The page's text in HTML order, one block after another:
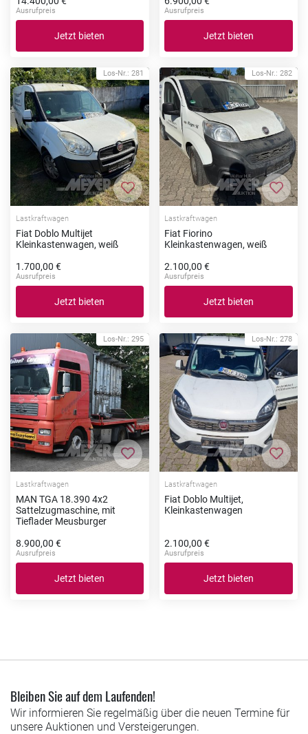
Ausrufpreis
Jetzt bieten
Ausrufpreis
Jetzt bieten
Los-Nr.: 281
Zur Merkliste hinzufügen
Lastkraftwagen
Fiat Doblo Multijet
Kleinkastenwagen, weiß
1.700,00 €
Ausrufpreis
Jetzt bieten
Los-Nr.: 282
Zur
Lastkraftwagen
Fiat Fiorino
Kleinkastenwagen, weiß
2.100,00 €
Ausrufpreis
Jetzt bieten
Los-Nr.: 295
Zur Merkliste hinzufügen
Lastkraftwagen
MAN TGA 18.390 4x2
Sattelzugmaschine, mit
Tieflader Meusburger
8.900,00 €
Ausrufpreis
Jetzt bieten
Los-Nr.: 278
Zur
Lastkraftwagen
Fiat Doblo Multijet,
Kleinkastenwagen
2.100,00 €
Ausrufpreis
Jetzt bieten
Bleiben Sie auf dem Laufenden!
Wir informieren Sie regelmäßig über die neuen Termine für
unsere Auktionen und Versteigerungen.